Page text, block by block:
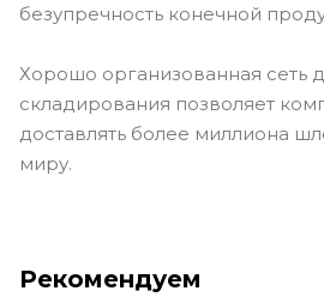
безупречность конечной
Хорошо организованная сеть
складирования позволяет
доставлять более миллиона
миру.
Рекомендуем